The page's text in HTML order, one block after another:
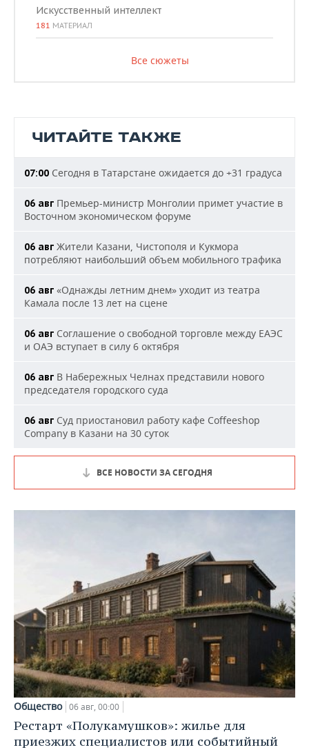
Искусственный интеллект
181 МАТЕРИАЛ
Все сюжеты
ЧИТАЙТЕ ТАКЖЕ
07:00 Сегодня в Татарстане ожидается до +31 градуса
06 авг Премьер-министр Монголии примет участие в
Восточном экономическом форуме
06 авг Жители Казани, Чистополя и Кукмора
потребляют наибольший объем мобильного трафика
06 авг «Однажды летним днем» уходит из театра
Камала после 13 лет на сцене
06 авг Соглашение о свободной торговле между ЕАЭС
и ОАЭ вступает в силу 6 октября
06 авг В Набережных Челнах представили нового
председателя городского суда
06 авг Суд приостановил работу кафе Coffeeshop
Company в Казани на 30 суток
ВСЕ НОВОСТИ ЗА СЕГОДНЯ
Общество 06 авг, 00:00
Рестарт «Полукамушков»: жилье для
приезжих специалистов или событийный